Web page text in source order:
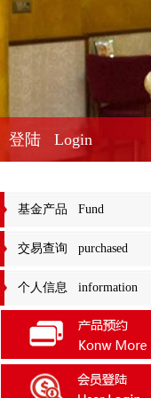
登陆 Login
基金产品 Fund
交易查询 purchased
个人信息 information